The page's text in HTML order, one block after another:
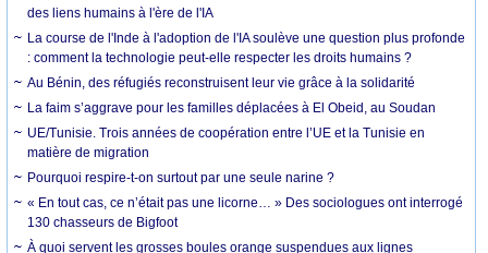
des liens humains à l'ère de l'IA
La course de l'Inde à l'adoption de l'IA soulève une question plus profonde
: comment la technologie peut-elle respecter les droits humains ?
Au Bénin, des réfugiés reconstruisent leur vie grâce à la solidarité
La faim s’aggrave pour les familles déplacées à El Obeid, au Soudan
UE/Tunisie. Trois années de coopération entre l’UE et la Tunisie en
matière de migration
Pourquoi respire-t-on surtout par une seule narine ?
« En tout cas, ce n’était pas une licorne… » Des sociologues ont interrogé
130 chasseurs de Bigfoot
À quoi servent les grosses boules orange suspendues aux lignes